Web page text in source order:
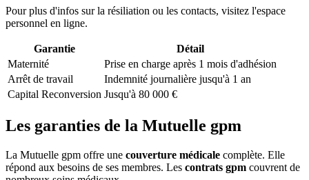
Pour plus d'infos sur la résiliation ou les contacts, visitez l'espace
personnel en ligne.
Garantie
Détail
Maternité
Prise en charge après 1 mois d'adhésion
Arrêt de travail
Indemnité journalière jusqu'à 1 an
Capital Reconversion Jusqu'à 80 000 €
Les garanties de la Mutuelle gpm
La Mutuelle gpm offre une couverture médicale complète. Elle
répond aux besoins de ses membres. Les contrats gpm couvrent de